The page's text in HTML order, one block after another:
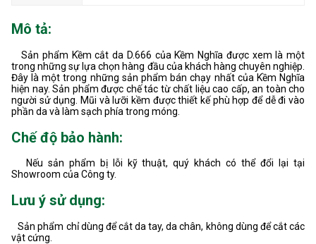
Mô tả:
Sản phẩm Kềm cắt da D.666 của Kềm Nghĩa được xem là một
trong những sự lựa chọn hàng đầu của khách hàng chuyên nghiệp.
Đây là một trong những sản phẩm bán chạy nhất của Kềm Nghĩa
hiện nay. Sản phẩm được chế tác từ chất liệu cao cấp, an toàn cho
người sử dụng. Mũi và lưỡi kềm được thiết kế phù hợp để dễ đi vào
phần da và làm sạch phía trong móng.
Chế độ bảo hành:
Nếu sản phẩm bị lỗi kỹ thuật, quý khách có thể đổi lại tại
Showroom của Công ty.
Lưu ý sử dụng:
Sản phẩm chỉ dùng để cắt da tay, da chân, không dùng để cắt các
vật cứng.